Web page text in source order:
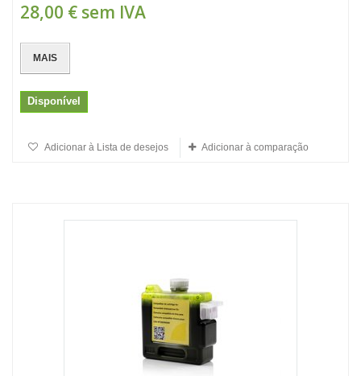
28,00 € sem IVA
MAIS
Disponível
Adicionar à Lista de desejos Adicionar à comparação